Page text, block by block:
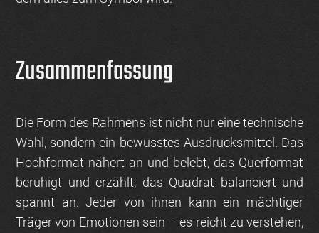
Zusammenfassung
Die Form des Rahmens ist nicht nur eine technische
Wahl, sondern ein bewusstes Ausdrucksmittel. Das
Hochformat nähert an und belebt, das Querformat
beruhigt und erzählt, das Quadrat balanciert und
spannt an. Jeder von ihnen kann ein mächtiger
Träger von Emotionen sein – es reicht zu verstehen,